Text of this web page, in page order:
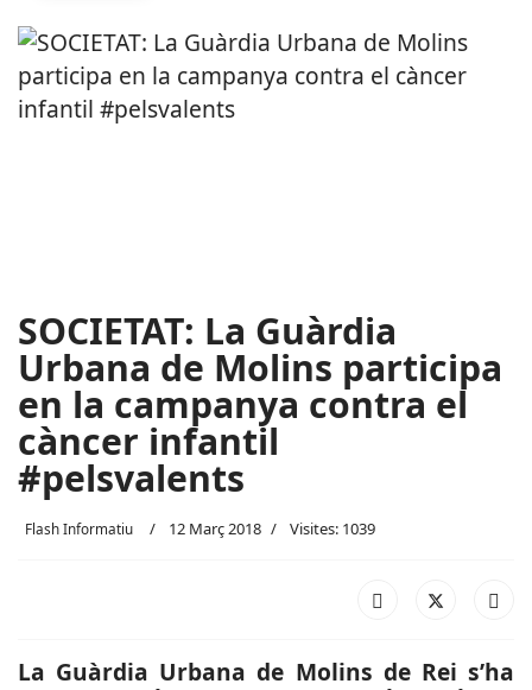
SOCIETAT: La Guàrdia
Urbana de Molins participa
en la campanya contra el
càncer infantil
#pelsvalents
Flash Informatiu 12 Març 2018 Visites: 1039
La Guàrdia Urbana de Molins de Rei s’ha